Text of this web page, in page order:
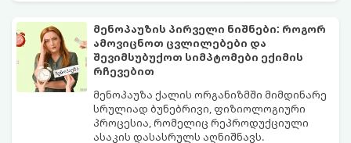
მენოპაუზის პირველი ნიშნები: როგორ
ამოვიცნოთ ცვლილებები და
შევიმსუბუქოთ სიმპტომები ექიმის
რჩევებით
მენოპაუზა ქალის ორგანიზმში მიმდინარე
სრულიად ბუნებრივი, ფიზიოლოგიური
პროცესია, რომელიც რეპროდუქციული
ასაკის დასასრულს აღნიშნავს.